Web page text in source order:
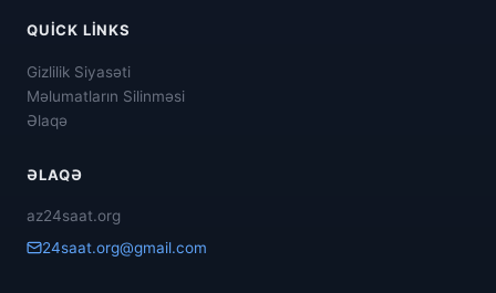
QUICK LINKS
Gizlilik Siyasəti
Məlumatların Silinməsi
Əlaqə
ƏLAQƏ
az24saat.org
24saat.org@gmail.com